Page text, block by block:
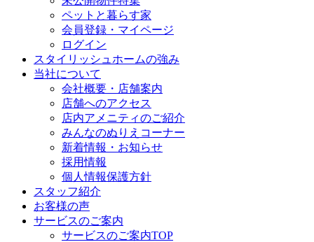
ペットと暮らす家
会員登録・マイページ
ログイン
スタイリッシュホームの強み
当社について
会社概要・店舗案内
店舗へのアクセス
店内アメニティのご紹介
みんなのぬりえコーナー
新着情報・お知らせ
採用情報
個人情報保護方針
スタッフ紹介
お客様の声
サービスのご案内
サービスのご案内TOP